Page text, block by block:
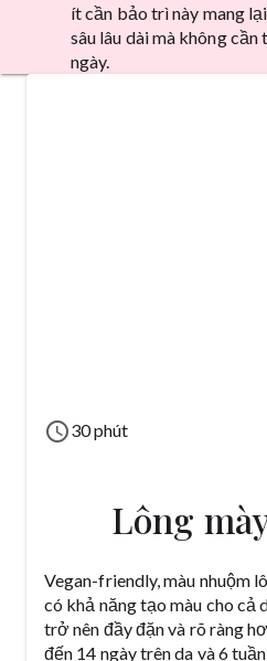
ít cần bảo trì này mang
sâu lâu dài mà không cần
ngày.
schedule30 phút
Lông
Vegan-friendly, màu nhuộm
có khả năng tạo màu cho cả
trở nên đầy đặn và rõ ràng
đến 14 ngày trên da và 6